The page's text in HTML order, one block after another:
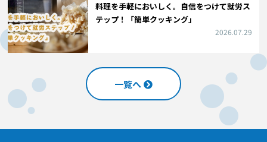
料理を手軽においしく。自信をつけて就労ス
テップ！「簡単クッキング」
2026.07.29
一覧へ